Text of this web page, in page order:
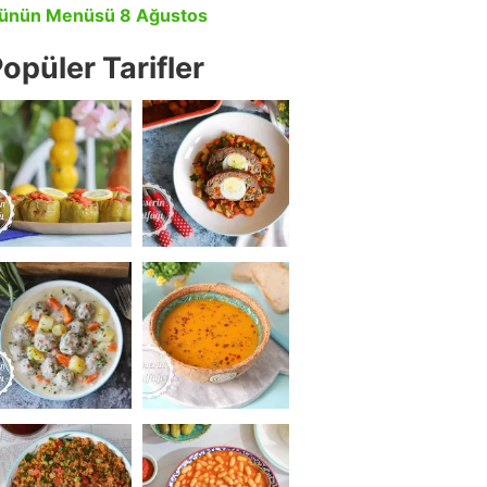
Menüsü 8 Ağustos
Tarifler